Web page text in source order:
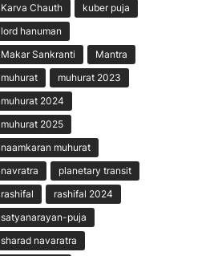
Karva Chauth
kuber puja
lord hanuman
Makar Sankranti
Mantra
muhurat
muhurat 2023
muhurat 2024
muhurat 2025
naamkaran muhurat
navratra
planetary transit
rashifal
rashifal 2024
satyanarayan-puja
sharad navaratra